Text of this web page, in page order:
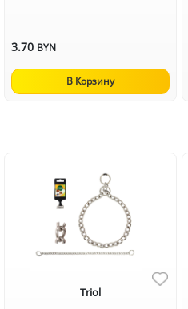
3.70 BYN
В Корзину
Triol